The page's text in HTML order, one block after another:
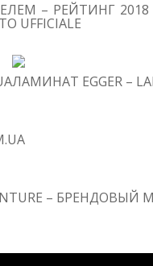
– РЕЙТИНГ
UFFICIALE
ЛАМИНАТ EGGER –
– БРЕНДОВЫЙ